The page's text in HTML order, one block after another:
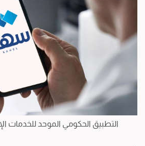
التطبيق الحكومي الموحد للخدمات